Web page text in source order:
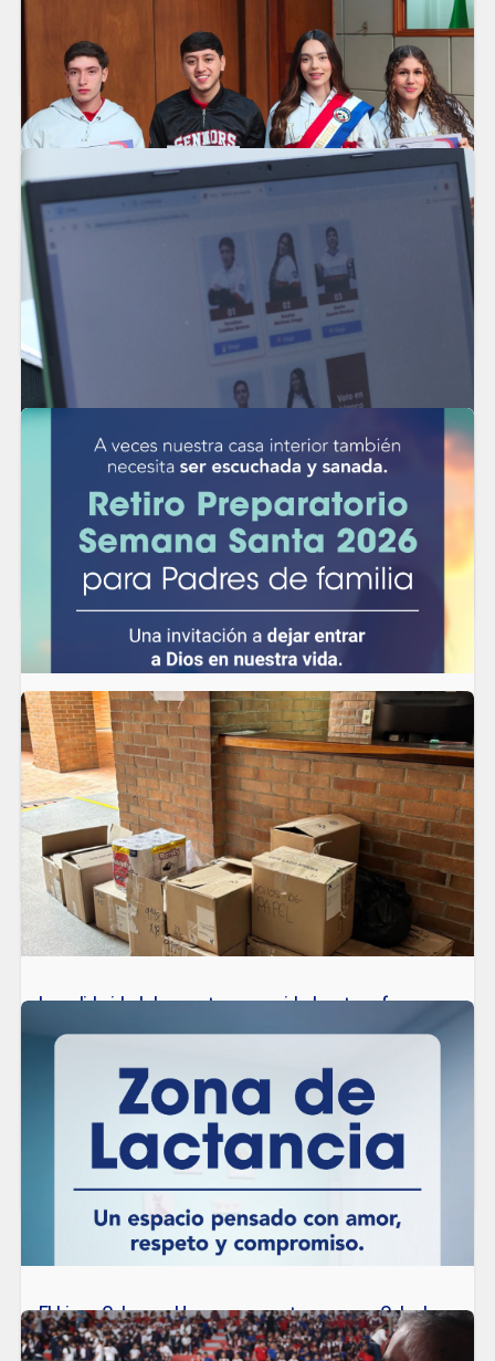
significado de su sacrificio.
LEER MÁS
Posesión de Líderes Estudiantiles 2026
El viernes 20 de marzo, vivimos un momento lleno de significado
en nuestro Liceo Salazar y Herrera con la posesión de nuestros
líderes estudiantiles para el año 2026.
LEER MÁS
Jornada Democrática 2026
En el Liceo Salazar y Herrera vivimos nuestra Jornada Democrática
2026 como un espacio de participación, reflexión y aprendizaje
para toda nuestra comunidad educativa.
LEER MÁS
Retiro espiritual preparatorio para Semana Santa
En el Liceo Salazar y Herrera creemos en la importancia de
acompañar no solo el crecimiento académico de nuestros
estudiantes, sino también el fortalecimiento espiritual de nuestras
familias.
LEER MÁS
La solidaridad de nuestra comunidad se transforma en
acción
En el Liceo Salazar y Herrera creemos que educar también es
formar el corazón. Por eso, como comunidad decidimos unirnos
para apoyar a las familias afectadas por la emergencia en el
departamento de Córdoba.
LEER MÁS
El Liceo Salazar y Herrera presenta su nueva Sala de
Lactancia